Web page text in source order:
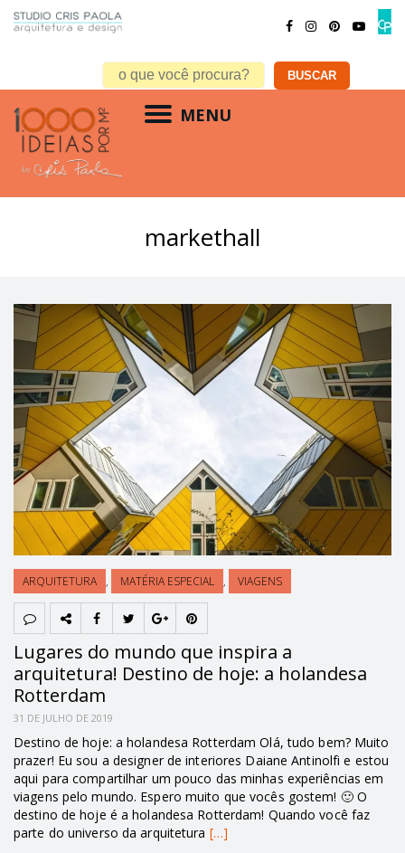
MENU
markethall
ARQUITETURA , MATÉRIA ESPECIAL , VIAGENS
Lugares do mundo que inspira a
arquitetura! Destino de hoje: a holandesa
Rotterdam
31 DE JULHO DE 2019
Destino de hoje: a holandesa Rotterdam Olá, tudo bem? Muito
prazer! Eu sou a designer de interiores Daiane Antinolfi e estou
aqui para compartilhar um pouco das minhas experiências em
viagens pelo mundo. Espero muito que vocês gostem! 🙂 O
destino de hoje é a holandesa Rotterdam! Quando você faz
parte do universo da arquitetura […]